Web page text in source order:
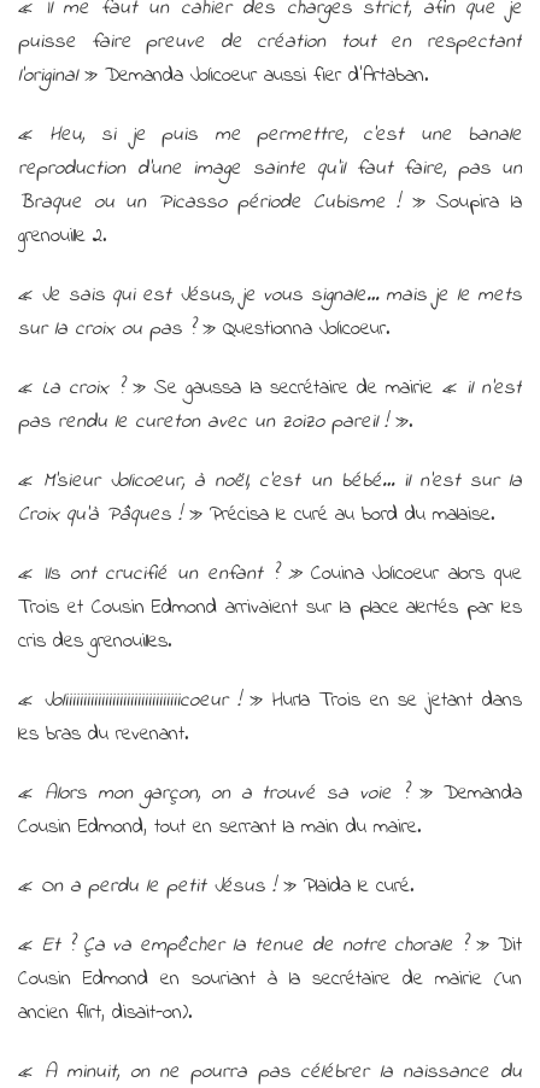
« Il me faut un cahier des charges strict, afin que je
puisse faire preuve de création tout en respectant
l’original» Demanda Jolicoeur aussi fier d’Artaban.
« Heu, si je puis me permettre, c’est une banale
reproduction d’une image sainte qu’il faut faire, pas un
Braque ou un Picasso période Cubisme ! » Soupira la
grenouille 2.
« Je sais qui est Jésus, je vous signale… mais je le mets
sur la croix ou pas ?» Questionna Jolicoeur.
« La croix ?» Se gaussa la secrétaire de mairie « il n’est
pas rendu le cureton avec un zoizo pareil !».
« M’sieur Jolicoeur, à noël, c’est un bébé… il n’est sur la
Croix qu’à Pâques !» Précisa le curé au bord du malaise.
« Ils ont crucifié un enfant ? »Couina Jolicoeur alors que
Trois et Cousin Edmond arrivaient sur la place alertés par les
cris des grenouilles.
« Joliiiiiiiiiiiiiiiiiiiiiiiiiiiiiiiicoeur !» Hurla Trois en se jetant dans
les bras du revenant.
« Alors mon garçon, on a trouvé sa voie ?» Demanda
Cousin Edmond, tout en serrant la main du maire.
« On a perdu le petit Jésus !» Plaida le curé.
« Et ? Ça va empêcher la tenue de notre chorale ?» Dit
Cousin Edmond en souriant à la secrétaire de mairie (un
ancien flirt, disait-on).
« A minuit, on ne pourra pas célébrer la naissance du